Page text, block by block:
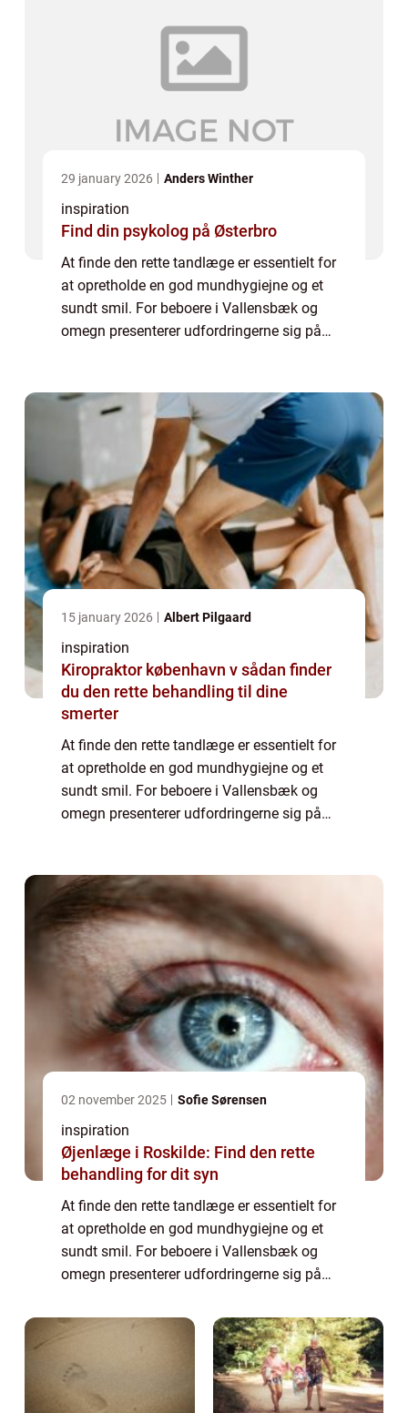
29 january 2026 Anders Winther
inspiration
Find din psykolog på Østerbro
At finde den rette tandlæge er essentielt for
at opretholde en god mundhygiejne og et
sundt smil. For beboere i Vallensbæk og
omegn presenterer udfordringerne sig på
den ...
15 january 2026 Albert Pilgaard
inspiration
Kiropraktor københavn v sådan finder
du den rette behandling til dine
smerter
At finde den rette tandlæge er essentielt for
at opretholde en god mundhygiejne og et
sundt smil. For beboere i Vallensbæk og
omegn presenterer udfordringerne sig på
den ...
02 november 2025 Sofie Sørensen
inspiration
Øjenlæge i Roskilde: Find den rette
behandling for dit syn
At finde den rette tandlæge er essentielt for
at opretholde en god mundhygiejne og et
sundt smil. For beboere i Vallensbæk og
omegn presenterer udfordringerne sig på
landets befolkning: Hvordan vælger man
den ...